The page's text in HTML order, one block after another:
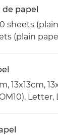
papel
sheets
(plain
13x13cm,
Letter,